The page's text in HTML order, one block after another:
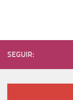
SEGUIR: